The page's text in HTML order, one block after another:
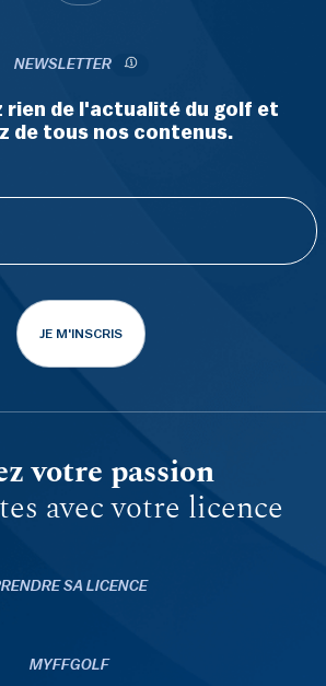
NEWSLETTER
rien de l'actualité du golf et
de tous nos contenus.
JE M'INSCRIS
votre passion
avec votre licence
SA LICENCE
MYFFGOLF